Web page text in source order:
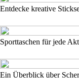
Entdecke kreative
Sporttaschen für jede
Ein Überblick über